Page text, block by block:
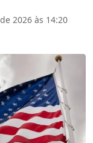
2026 às 14:20